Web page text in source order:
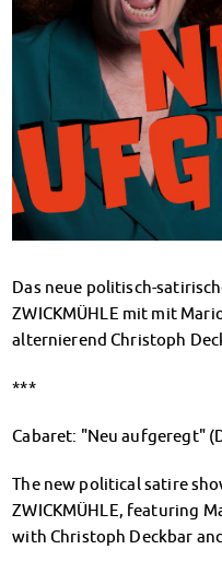
Wohnheime im Überblick
Wohnheime in
Wohnheime in
Wohnheimantrag & -
MIT einander – FÜR
Wohnheimtutoren
Schadensmeldung
Wohnen-FAQ
Dokumente
Soziales & Beratung
Sozialberatung
Finanzierungsberatung
Kursangebote
Rechtsberatung
Chatberatung
FAQs Soziales &
Das neue politisch-
ZWICKMÜHLE mit mit
alternierend Christoph
***
Cabaret: "Neu aufgeregt"
The new political satire
ZWICKMÜHLE, featuring
with Christoph Deckbar